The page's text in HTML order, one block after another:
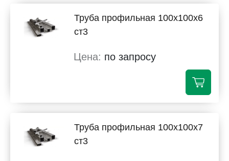
Труба профильная 100х100х6
ст3
по запросу
Труба профильная 100х100х7
ст3